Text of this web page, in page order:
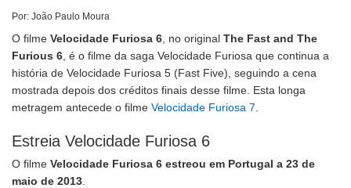
Por: João Paulo Moura
O filme Velocidade Furiosa 6 , no original The Fast and The
Furious 6 , é o filme da saga Velocidade Furiosa que continua a
história de Velocidade Furiosa 5 (Fast Five), seguindo a cena
mostrada depois dos créditos finais desse filme. Esta longa
metragem antecede o filme Velocidade Furiosa 7
Estreia Velocidade Furiosa 6
O filme Velocidade Furiosa 6 estreou em Portugal a 23 de
maio de 2013